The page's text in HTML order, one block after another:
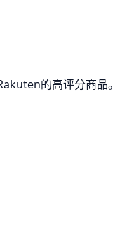
的高评分商品。